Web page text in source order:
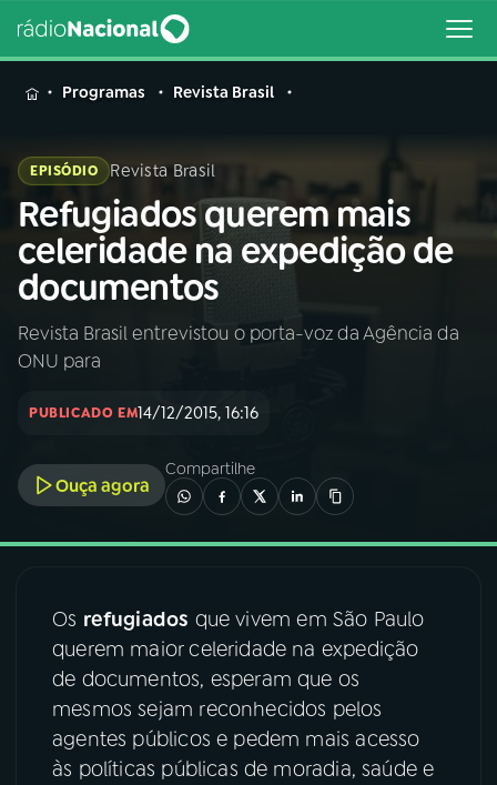
MENU
Buscar
na
Rádio
Nacional
Buscar
AO VIVO
INÍCIO
A RÁDIO
03PROGRAMAÇÃO
04PROGRAMAS
PODCASTS
06VIDEOCASTS
Programas Revista Brasil
EPISÓDIO Revista Brasil
Refugiados querem mais
celeridade na expedição de
documentos
Revista Brasil entrevistou o porta-voz da Agência da
ONU para
PUBLICADO EM14/12/2015, 16:16
Ouça agora
Compartilhe
Os refugiados que vivem em São Paulo
querem maior celeridade na expedição
de documentos, esperam que os
mesmos sejam reconhecidos pelos
agentes públicos e pedem mais acesso
às políticas públicas de moradia, saúde e